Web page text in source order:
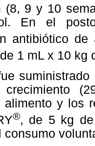
(8, 9 y 10
En el
antibiótico de
1 mL x 10 kg
crecimiento
alimento y los
®, de 5 kg de
consumo